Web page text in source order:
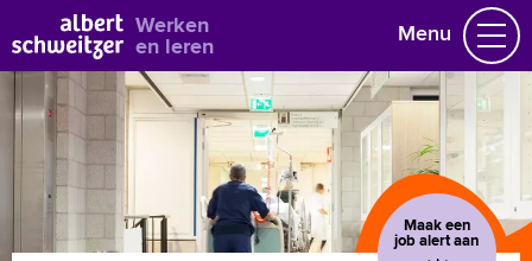
Werken
en leren Menu
Vacatures
Vakgebieden
Opleidingen & Stages
Flexibel werken
Hoe wij het doen
Bekijk alle vacatures
Maak een
job alert aan